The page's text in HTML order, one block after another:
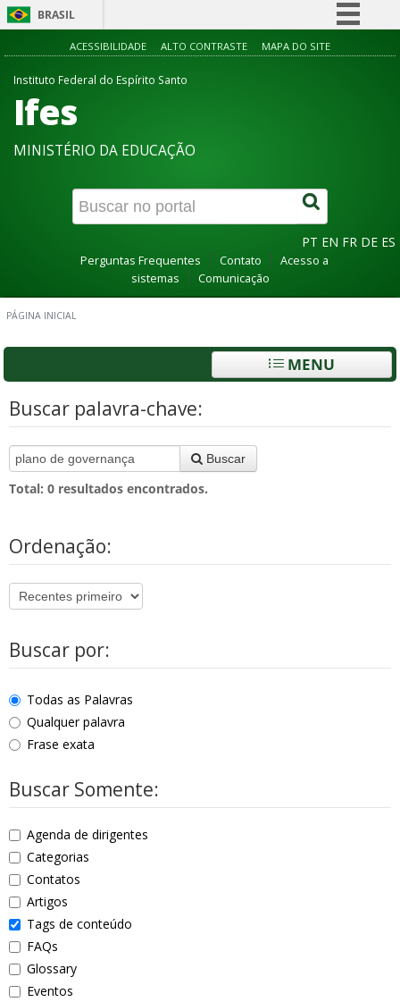
BRASIL
Simplifique!
Canais
ACESSIBILIDADE ALTO CONTRASTE MAPA DO SITE
Instituto Federal do Espírito Santo
Ifes
MINISTÉRIO DA EDUCAÇÃO
PT EN FR DE ES
Perguntas Frequentes Contato
Acesso a
sistemas
Comunicação
PÁGINA INICIAL
MENU
Buscar palavra-chave:
Buscar
Total: 0 resultados encontrados.
Ordenação:
Buscar por:
Todas as Palavras
Qualquer palavra
Frase exata
Buscar Somente:
Agenda de dirigentes
Categorias
Contatos
Artigos
Tags de conteúdo
FAQs
Glossary
Eventos